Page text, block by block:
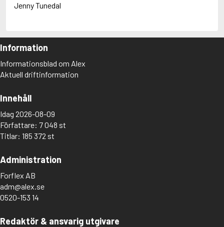
Jenny Tunedal
Information
Informationsblad om Alex
Aktuell driftinformation
Innehåll
Idag 2026-08-09
Författare: 7 048 st
Titlar: 185 372 st
Administration
Forflex AB
adm@alex.se
0520-153 14
Redaktör & ansvarig utgivare